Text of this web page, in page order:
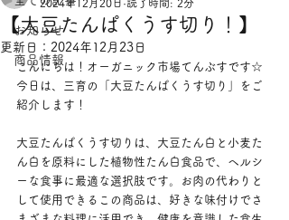
お知らせ
商品情報
【大豆たんぱくうす切り！】
2024年12月20日 読了時間: 2分
更新日： 2024年12月23日
こんにちは！オーガニック市場てんぶすです☆
今日は、三育の「大豆たんぱくうす切り」をご
紹介します！
大豆たんぱくうす切りは、大豆たん白と小麦た
ん白を原料にした植物性たん白食品で、ヘルシ
ーな食事に最適な選択肢です。お肉の代わりと
して使用できるこの商品は、好きな味付けでさ